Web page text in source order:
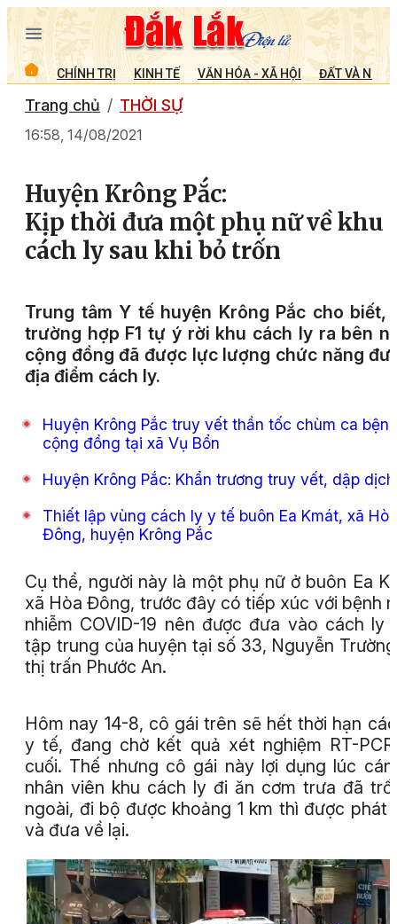
CHÍNH TRỊ KINH TẾ VĂN HÓA - XÃ HỘI ĐẤT VÀ
Trang chủ THỜI SỰ
16:58, 14/08/2021
Huyện Krông Pắc:
Kịp thời đưa một phụ nữ về khu
cách ly sau khi bỏ trốn
Trung tâm Y tế huyện Krông Pắc cho biết,
trường hợp F1 tự ý rời khu cách ly ra bên
cộng đồng đã được lực lượng chức năng
địa điểm cách ly.
Huyện Krông Pắc truy vết thần tốc chùm ca bệnh
cộng đồng tại xã Vụ Bổn
Huyện Krông Pắc: Khẩn trương truy vết, dập dịch
Thiết lập vùng cách ly y tế buôn Ea Kmát, xã Hòa
Đông, huyện Krông Pắc
Cụ thể, người này là một phụ nữ ở buôn Ea
xã Hòa Đông, trước đây có tiếp xúc với bệnh
nhiễm COVID-19 nên được đưa vào cách ly
tập trung của huyện tại số 33, Nguyễn
thị trấn Phước An.
Hôm nay 14-8, cô gái trên sẽ hết thời hạn
y tế, đang chờ kết quả xét nghiệm RT-
cuối. Thế nhưng cô gái này lợi dụng lúc
nhân viên khu cách ly đi ăn cơm trưa đã
ngoài, đi bộ được khoảng 1 km thì được phát
và đưa về lại.